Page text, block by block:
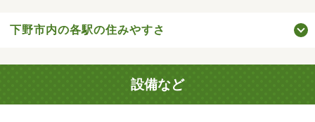
下野市内の各駅の住みやすさ
設備など